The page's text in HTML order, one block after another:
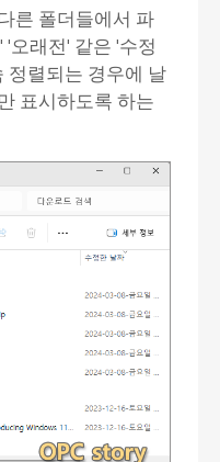
른 폴더들에서 파
오래전' 같은 '수정
정렬되는 경우에 날
표시하도록 하는